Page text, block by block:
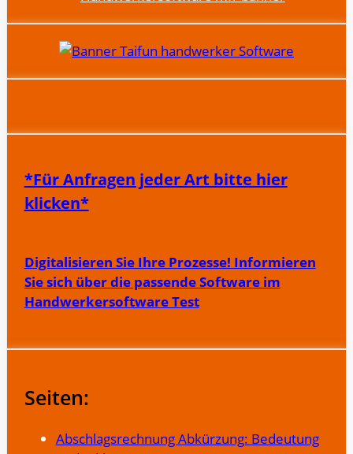
*Für Anfragen jeder Art bitte hier
klicken*
Digitalisieren Sie Ihre Prozesse! Informieren
Sie sich über die passende Software im
Handwerkersoftware Test
Seiten:
Abschlagsrechnung Abkürzung: Bedeutung